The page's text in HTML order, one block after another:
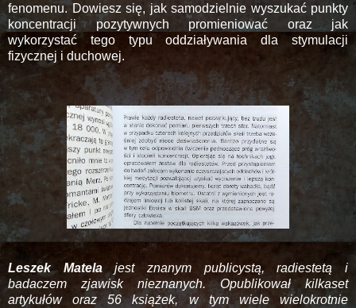
fenomenu. Dowiesz się, jak samodzielnie wyszukać punkty
koncentracji pozytywnych promieniować oraz jak
wykorzystać tego typu oddziaływania dla stymulacji
fizycznej i duchowej.
Leszek Matelajest znanym publicystą, radiestetą i
badaczem zjawisk nieznanych. Opublikował kilkaset
artykułów oraz 56 książek, w tym wiele wielokrotnie